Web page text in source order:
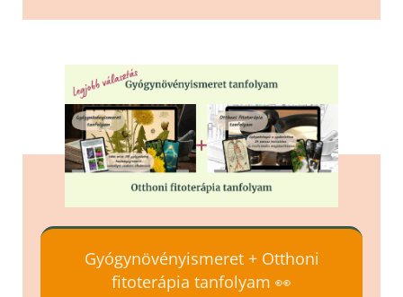
Gyógynövényismeret + Otthoni
fitoterápia tanfolyam 👀